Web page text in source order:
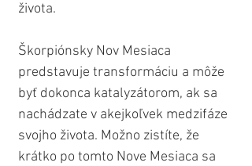
života.
Škorpiónsky Nov Mesiaca
predstavuje transformáciu a môže
byť dokonca katalyzátorom, ak sa
nachádzate v akejkoľvek medzifáze
svojho života. Možno zistíte, že
krátko po tomto Nove Mesiaca sa